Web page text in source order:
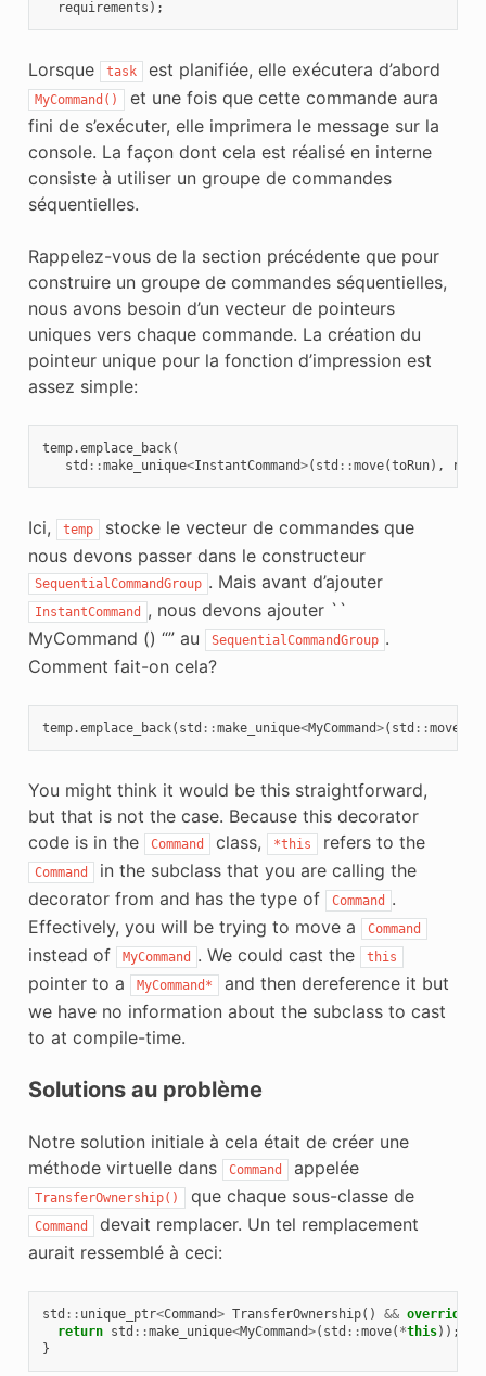
requirements );
Lorsque task est planifiée, elle exécutera d’abord
MyCommand()
et une fois que cette commande aura
fini de s’exécuter, elle imprimera le message sur la
console. La façon dont cela est réalisé en interne
consiste à utiliser un groupe de commandes
séquentielles.
Rappelez-vous de la section précédente que pour
construire un groupe de commandes séquentielles,
nous avons besoin d’un vecteur de pointeurs
uniques vers chaque commande. La création du
pointeur unique pour la fonction d’impression est
assez simple:
temp.emplace_back(
std ::make_unique<InstantCommand>( std ::move(toRun),
Ici, temp
stocke le vecteur de commandes que
nous devons passer dans le constructeur
SequentialCommandGroup . Mais avant d’ajouter
InstantCommand
, nous devons ajouter ``
MyCommand () “” au
SequentialCommandGroup .
Comment fait-on cela?
temp.emplace_back( std ::make_unique<MyCommand>( std ::move
You might think it would be this straightforward,
but that is not the case. Because this decorator
code is in the
Command class, *this refers to the
Command
in the subclass that you are calling the
decorator from and has the type of
Command
.
Effectively, you will be trying to move a
Command
instead of MyCommand . We could cast the this
pointer to a MyCommand*
and then dereference it but
we have no information about the subclass to cast
to at compile-time.
Solutions au problème
Notre solution initiale à cela était de créer une
méthode virtuelle dans
Command appelée
TransferOwnership() que chaque sous-classe de
Command
devait remplacer. Un tel remplacement
aurait ressemblé à ceci:
std :: unique_ptr<Command> TransferOwnership() && override
return std ::make_unique<MyCommand>( std ::move( *this));
}